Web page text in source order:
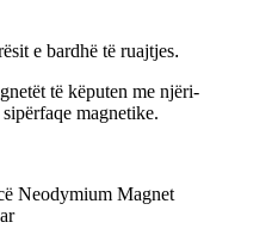
e bardhë të ruajtjes.
të këputen me njëri-
magnetike.